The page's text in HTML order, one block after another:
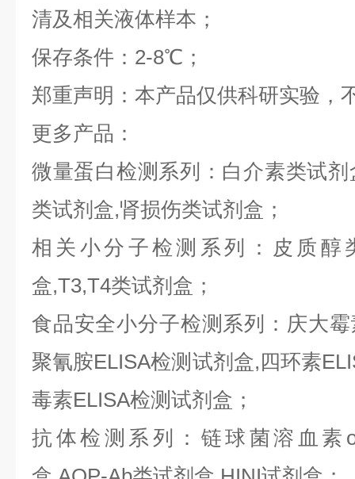
清及相关液体样本；
保存条件：2-8℃；
郑重声明：本产品仅供科研实验，
更多产品：
微量蛋白检测系列：白介素类试
类试剂盒,肾损伤类试剂盒；
相关小分子检测系列：皮质醇
盒,T3,T4类试剂盒；
食品安全小分子检测系列：庆大
聚氰胺ELISA检测试剂盒,四环素
毒素ELISA检测试剂盒；
抗体检测系列：链球菌溶血素